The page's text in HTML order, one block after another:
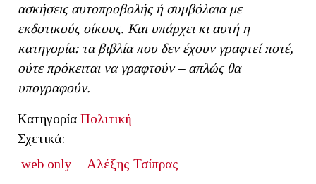
ασκήσεις αυτοπροβολής ή συμβόλαια με
εκδοτικούς οίκους. Και υπάρχει κι αυτή η
κατηγορία: τα βιβλία που δεν έχουν γραφτεί ποτέ,
ούτε πρόκειται να γραφτούν – απλώς θα
υπογραφούν.
Κατηγορία Πολιτική
Σχετικά:
web only
Αλέξης Τσίπρας